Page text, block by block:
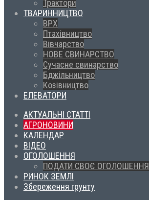
Трактори
ТВАРИННИЦТВО
ВРХ
Птахівництво
Вівчарство
НОВЕ СВИНАРСТВО
Сучасне свинарство
Бджільництво
Козівництво
ЕЛЕВАТОРИ
АКТУАЛЬНІ СТАТТІ
АГРОНОВИНИ
КАЛЕНДАР
ВІДЕО
ОГОЛОШЕННЯ
ПОДАТИ СВОЄ ОГОЛОШЕННЯ
РИНОК ЗЕМЛІ
Збереження грунту